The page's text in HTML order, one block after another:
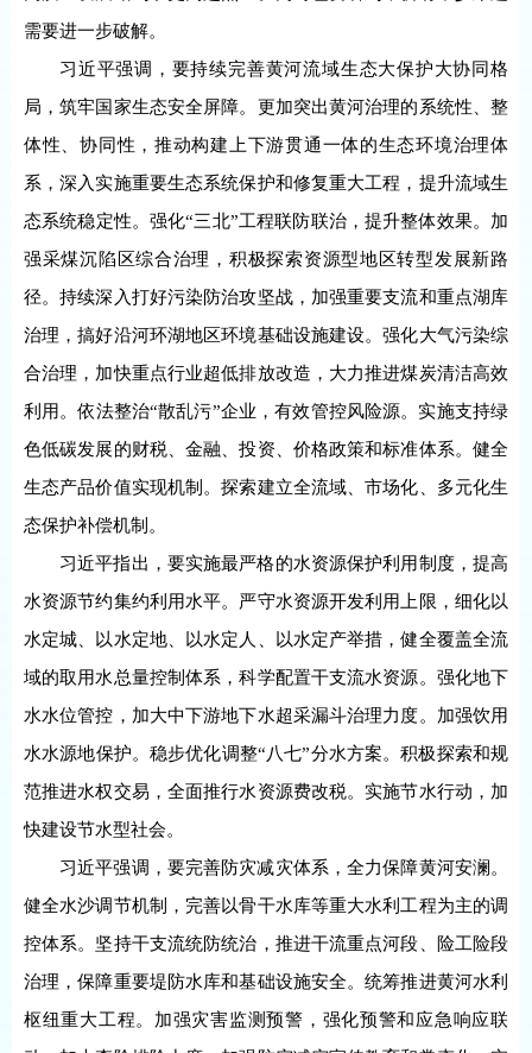
需要进一步破解。
习近平强调，要持续完善黄河流域生态大保护大协同格
局，筑牢国家生态安全屏障。更加突出黄河治理的系统性、整
体性、协同性，推动构建上下游贯通一体的生态环境治理体
系，深入实施重要生态系统保护和修复重大工程，提升流域生
态系统稳定性。强化“三北”工程联防联治，提升整体效果。加
强采煤沉陷区综合治理，积极探索资源型地区转型发展新路
径。持续深入打好污染防治攻坚战，加强重要支流和重点湖库
治理，搞好沿河环湖地区环境基础设施建设。强化大气污染综
合治理，加快重点行业超低排放改造，大力推进煤炭清洁高效
利用。依法整治“散乱污”企业，有效管控风险源。实施支持绿
色低碳发展的财税、金融、投资、价格政策和标准体系。健全
生态产品价值实现机制。探索建立全流域、市场化、多元化生
态保护补偿机制。
习近平指出，要实施最严格的水资源保护利用制度，提高
水资源节约集约利用水平。严守水资源开发利用上限，细化以
水定城、以水定地、以水定人、以水定产举措，健全覆盖全流
域的取用水总量控制体系，科学配置干支流水资源。强化地下
水水位管控，加大中下游地下水超采漏斗治理力度。加强饮用
水水源地保护。稳步优化调整“八七”分水方案。积极探索和规
范推进水权交易，全面推行水资源费改税。实施节水行动，加
快建设节水型社会。
习近平强调，要完善防灾减灾体系，全力保障黄河安澜。
健全水沙调节机制，完善以骨干水库等重大水利工程为主的调
控体系。坚持干支流统防统治，推进干流重点河段、险工险段
治理，保障重要堤防水库和基础设施安全。统筹推进黄河水利
枢纽重大工程。加强灾害监测预警，强化预警和应急响应联